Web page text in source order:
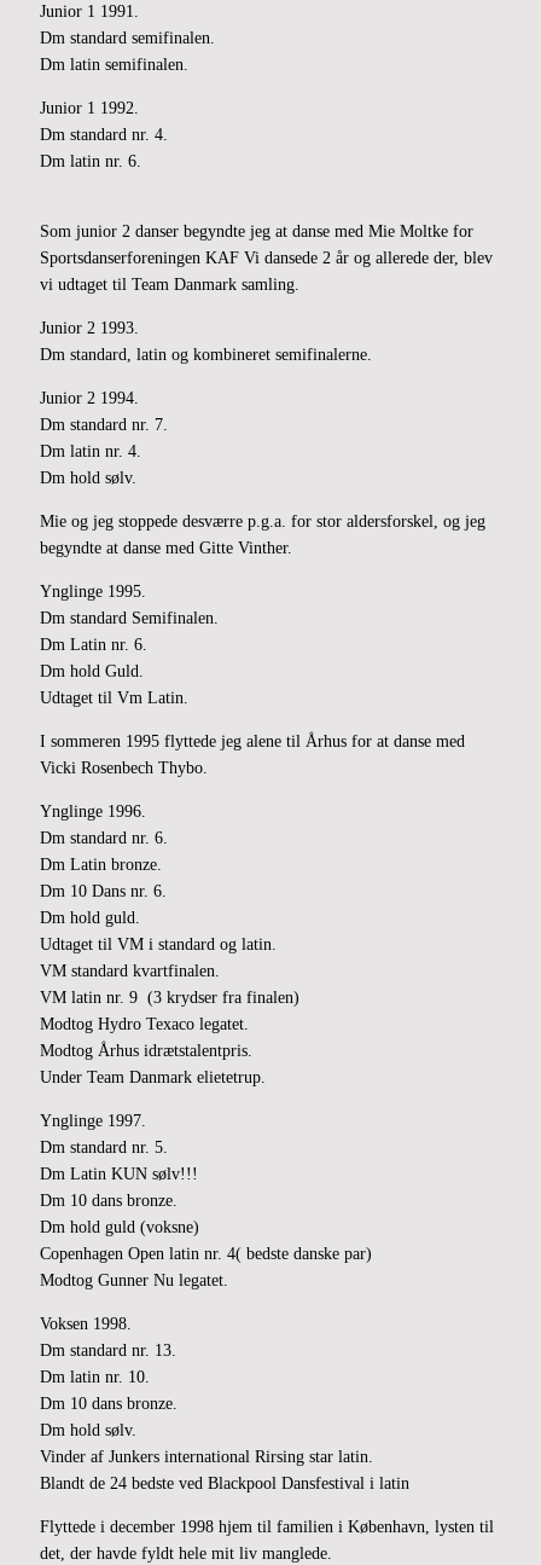
Junior 1 1991.
Dm standard semifinalen.
Dm latin semifinalen.
Junior 1 1992.
Dm standard nr. 4.
Dm latin nr. 6.
Som junior 2 danser begyndte jeg at danse med Mie Moltke for
Sportsdanserforeningen KAF Vi dansede 2 år og allerede der, blev
vi udtaget til Team Danmark samling.
Junior 2 1993.
Dm standard, latin og kombineret semifinalerne.
Junior 2 1994.
Dm standard nr. 7.
Dm latin nr. 4.
Dm hold sølv.
Mie og jeg stoppede desværre p.g.a. for stor aldersforskel, og jeg
begyndte at danse med Gitte Vinther.
Ynglinge 1995.
Dm standard Semifinalen.
Dm Latin nr. 6.
Dm hold Guld.
Udtaget til Vm Latin.
I sommeren 1995 flyttede jeg alene til Århus for at danse med
Vicki Rosenbech Thybo.
Ynglinge 1996.
Dm standard nr. 6.
Dm Latin bronze.
Dm 10 Dans nr. 6.
Dm hold guld.
Udtaget til VM i standard og latin.
VM standard kvartfinalen.
VM latin nr. 9 (3 krydser fra finalen)
Modtog Hydro Texaco legatet.
Modtog Århus idrætstalentpris.
Under Team Danmark elietetrup.
Ynglinge 1997.
Dm standard nr. 5.
Dm Latin KUN sølv!!!
Dm 10 dans bronze.
Dm hold guld (voksne)
Copenhagen Open latin nr. 4( bedste danske par)
Modtog Gunner Nu legatet.
Voksen 1998.
Dm standard nr. 13.
Dm latin nr. 10.
Dm 10 dans bronze.
Dm hold sølv.
Vinder af Junkers international Rirsing star latin.
Blandt de 24 bedste ved Blackpool Dansfestival i latin
Flyttede i december 1998 hjem til familien i København, lysten til
det, der havde fyldt hele mit liv manglede.